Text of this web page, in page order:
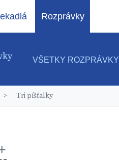
Rozprávky
VŠETKY ROZPRÁVKY
Tri píšťalky